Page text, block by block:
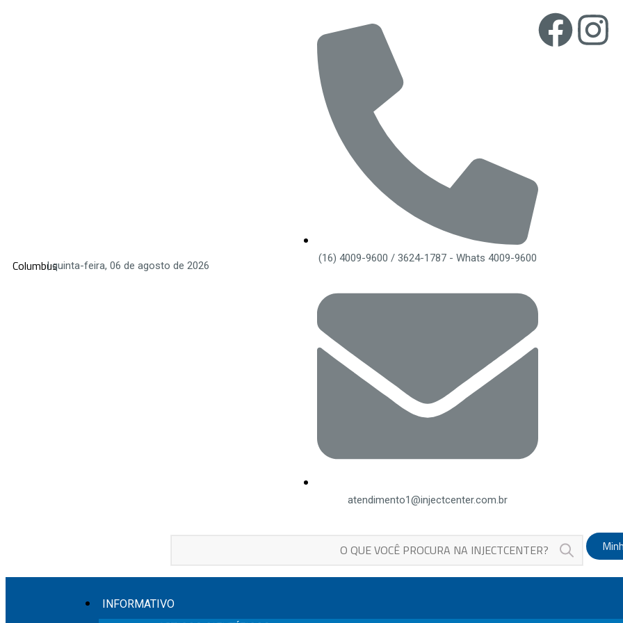
Columbus| quinta-feira, 06 de agosto de 2026
(16) 4009-9600 / 3624-1787 - Whats 4009-9600
atendimento1@injectcenter.com.br
INFORMATIVO